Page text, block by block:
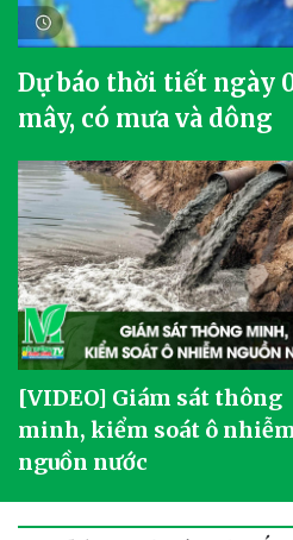
Dự báo thời tiết ngày
mây, có mưa và dông
[VIDEO] Giám sát thông
minh, kiểm soát ô
nguồn nước